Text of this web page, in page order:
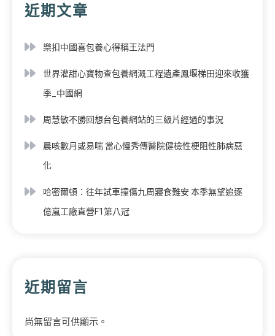
近期文章
樂扣中國喜包養心得稱王法門
世界灌甜心寶物查包養網溉工程遺產鳳堰梯田迎來收獲
季_中國網
周慧敏不勝回想台包養網站的三級片經過的事況
晨咳數月或易喘 當心慢秀傳醫院健檢性梗阻性肺病惡
化
哈密爾頓：往年試車撞傷九周寢食難安 本季無望追逐
億嵐工廠直營F1第八冠
近期留言
尚無留言可供顯示。